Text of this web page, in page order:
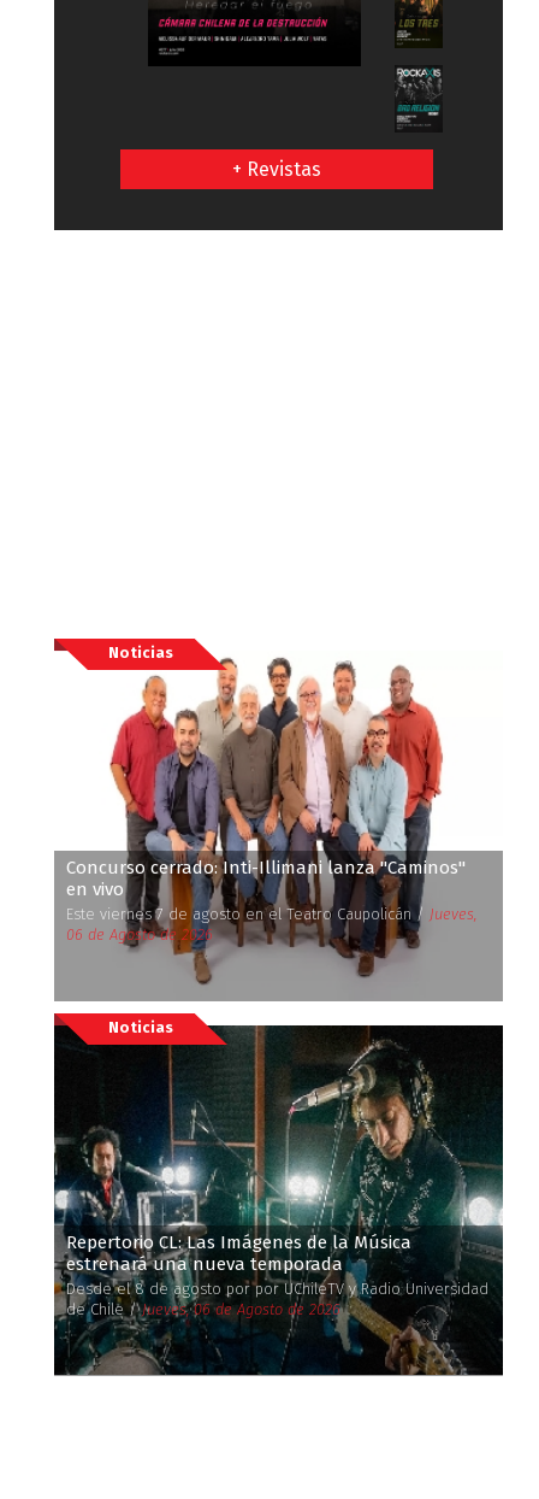
+ Revistas
Noticias
Concurso cerrado: Inti-Illimani lanza ''Caminos''
en vivo
Este viernes 7 de agosto en el Teatro Caupolicán / Jueves,
06 de Agosto de 2026
Noticias
Repertorio CL: Las Imágenes de la Música
estrenará una nueva temporada
Desde el 8 de agosto por por UChileTV y Radio Universidad
de Chile /Jueves, 06 de Agosto de 2026